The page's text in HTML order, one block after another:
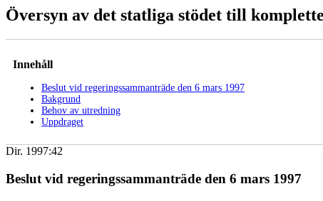
Översyn av det statliga stödet till
Innehåll
Beslut vid regeringssammanträde den 6 mars 1997
Bakgrund
Behov av utredning
Uppdraget
Dir. 1997:42
Beslut vid regeringssammanträde den 6 mars 1997